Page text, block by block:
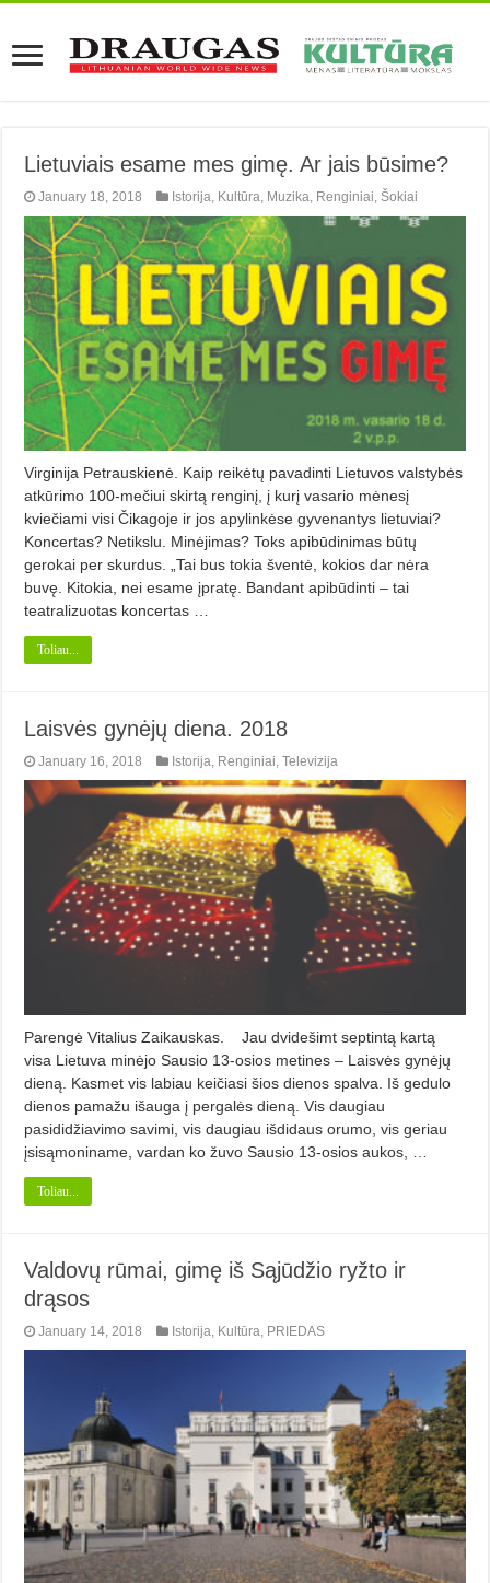
Lietuviais esame mes gimę. Ar jais būsime?
January 18, 2018 Istorija, Kultūra, Muzika, Renginiai, Šokiai
Virginija Petrauskienė. Kaip reikėtų pavadinti Lietuvos valstybės
atkūrimo 100-mečiui skirtą renginį, į kurį vasario mėnesį
kviečiami visi Čikagoje ir jos apylinkėse gyvenantys lietuviai?
Koncertas? Netikslu. Minėjimas? Toks apibūdinimas būtų
gerokai per skurdus. „Tai bus tokia šventė, kokios dar nėra
buvę. Kitokia, nei esame įpratę. Bandant apibūdinti – tai
teatralizuotas koncertas …
Toliau...
Laisvės gynėjų diena. 2018
January 16, 2018 Istorija Renginiai ,Televizija
Parengė Vitalius Zaikauskas. Jau dvidešimt septintą kartą
visa Lietuva minėjo Sausio 13-osios metines – Laisvės gynėjų
dieną. Kasmet vis labiau keičiasi šios dienos spalva. Iš gedulo
dienos pamažu išauga į pergalės dieną. Vis daugiau
pasididžiavimo savimi, vis daugiau išdidaus orumo, vis geriau
įsisąmoniname, vardan ko žuvo Sausio 13-osios aukos, …
Toliau...
Valdovų rūmai, gimę iš Sąjūdžio ryžto ir
drąsos
January 14, 2018 Istorija Kultūra PRIEDAS